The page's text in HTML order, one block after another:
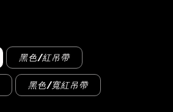
黑色/紅吊帶
黑色/寬紅吊帶